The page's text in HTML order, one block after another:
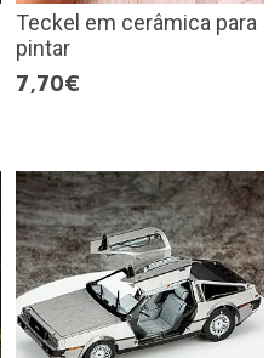
Teckel em cerâmica para
pintar
7,70€